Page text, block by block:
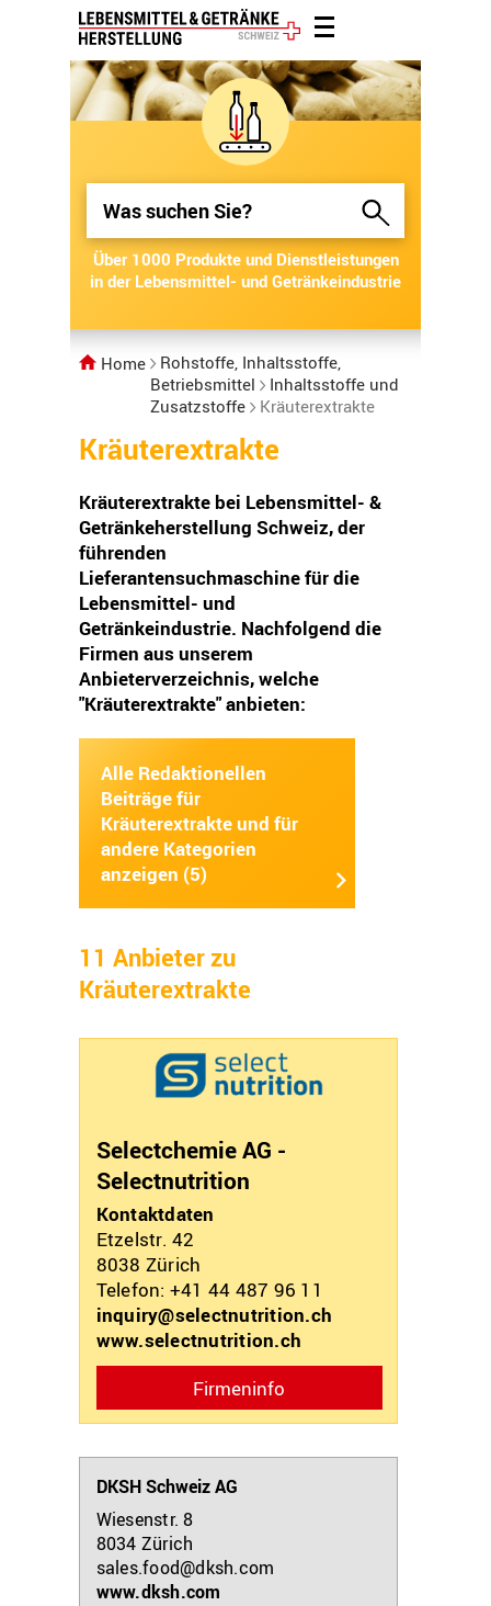
Über 1000 Produkte und Dienstleistungen
in der Lebensmittel- und Getränkeindustrie
Über 1000 Produkte und Dienstleistungen
in der Lebensmittel- und Getränkeindustrie
Home
Rohstoffe, Inhaltsstoffe,
Betriebsmittel
Inhaltsstoffe und
Zusatzstoffe Kräuterextrakte
Kräuterextrakte
Kräuterextrakte bei Lebensmittel- &
Getränkeherstellung Schweiz, der
führenden
Lieferantensuchmaschine für die
Lebensmittel- und
Getränkeindustrie. Nachfolgend die
Firmen aus unserem
Anbieterverzeichnis, welche
"Kräuterextrakte" anbieten:
Alle Redaktionellen
Beiträge für
Kräuterextrakte und für
andere Kategorien
anzeigen (5)
11 Anbieter zu
Kräuterextrakte
Firmeninfo
Selectchemie AG -
Selectnutrition
Kontaktdaten
Etzelstr. 42
8038 Zürich
Telefon: +41 44 487 96 11
inquiry@selectnutrition.ch
www.selectnutrition.ch
DKSH Schweiz AG
Wiesenstr. 8
8034 Zürich
sales.food@dksh.com
www.dksh.com